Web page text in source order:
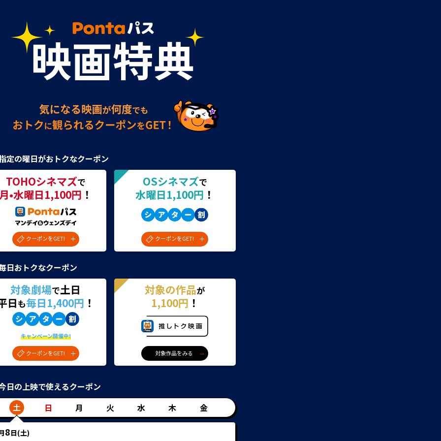
定の曜日がおトクなクーポン
TOHOシネマズで
•水曜日1,100円 ！
クーポンをGET!
OSシネマズで
水曜日1,100円 ！
クーポンをGET!
日おトクなクーポン
対象劇場で土日
日も毎日1,400円 ！
キャンペーン開催中!
クーポンをGET!
対象の作品が
1,100円 ！
対象作品をみる
日の上映で使えるクーポン
土
日 月 火 水 木 金
8日(土)